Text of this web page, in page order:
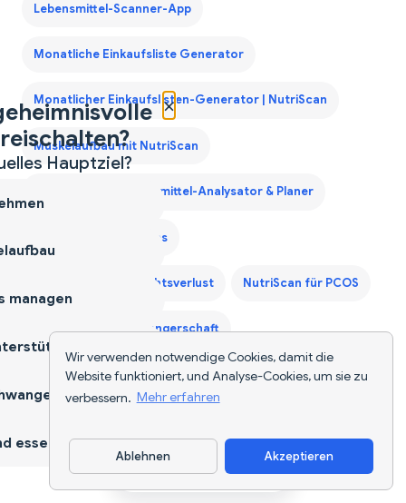
Wir verwenden notwendige Cookies, damit die
Website funktioniert, und Analyse-Cookies, um sie zu
verbessern. Mehr erfahren
Ablehnen Akzeptieren
Lebensmittel-Scanner-App
Monatliche Einkaufsliste Generator
Monatlicher Einkaufslisten-Generator | NutriScan
Muskelaufbau mit NutriScan
Nahrungsergänzungsmittel-Analysator & Planer
NutriScan für Diabetes
NutriScan für Gewichtsverlust NutriScan für PCOS
NutriScan für Schwangerschaft
Sprachaktivierter Kalorienzähler - Sag deine Mahlzeiten
an und tracke Nährstoffe freihändig — 2026
Zweites Trimester Protein Leitfaden
App herunterladen
×
Hauptziel?
managen
essen